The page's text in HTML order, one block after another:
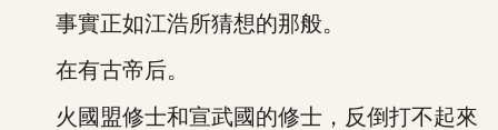
事實正如江浩所猜想的那般。
在有古帝后。
火國盟修士和宣武國的修士，反倒打不起來